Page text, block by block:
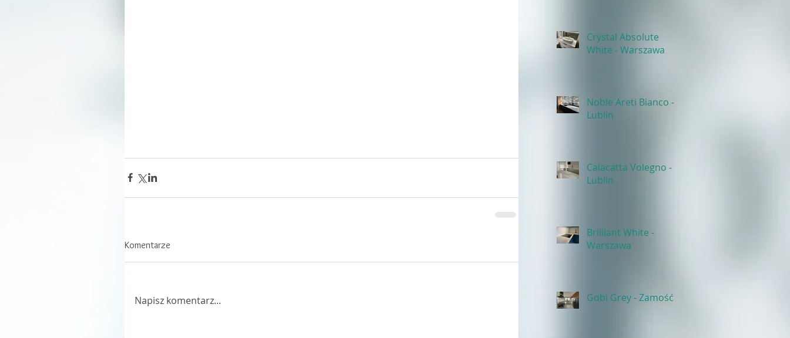
Komentarze
Napisz komentarz...
Crystal Absolute
White - Warszawa
Noble Areti Bianco -
Lublin
Calacatta Volegno -
Lublin
Brilliant White -
Warszawa
Gobi Grey - Zamość